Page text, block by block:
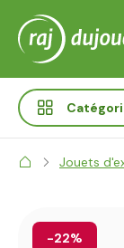
Jouets
-22%